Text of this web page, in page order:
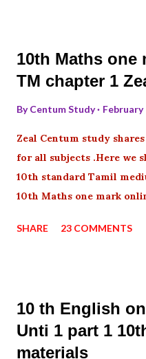
10th Maths one
TM chapter 1
ByCentum Study February
Zeal Centum study
for all subjects .Here we
10th standard Tamil
10th Maths one mark
SHARE 23 COMMENTS
10 th English
Unti 1 part 1
materials